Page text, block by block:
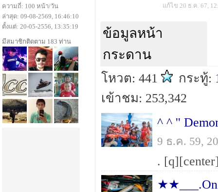
แก้ไข 20 ธ.ค. 67,
ข้อมูลหน้า
กระดาน
โหวต: 441 กระทู้:
เข้าชม: 253,342
9 ธ.ค. 59,
ความถี่: 100 หน้า/วัน
ล่าสุด: 09-08-2569, 16:46:10
ตั้งแต่: 20-05-2556, 13:35:19
มีสมาชิกติดตาม 183 ท่าน